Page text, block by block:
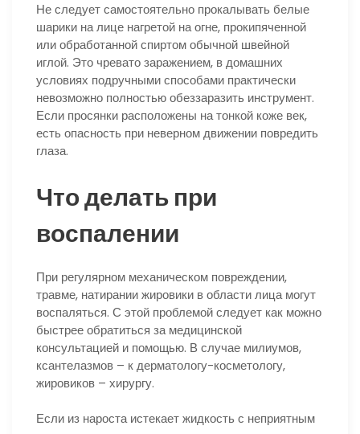
Не следует самостоятельно прокалывать белые
шарики на лице нагретой на огне, прокипяченной
или обработанной спиртом обычной швейной
иглой. Это чревато заражением, в домашних
условиях подручными способами практически
невозможно полностью обеззаразить инструмент.
Если просянки расположены на тонкой коже век,
есть опасность при неверном движении повредить
глаза.
Что делать при
воспалении
При регулярном механическом повреждении,
травме, натирании жировики в области лица могут
воспаляться. С этой проблемой следует как можно
быстрее обратиться за медицинской
консультацией и помощью. В случае милиумов,
ксантелазмов – к дерматологу-косметологу,
жировиков – хирургу.
Если из нароста истекает жидкость с неприятным